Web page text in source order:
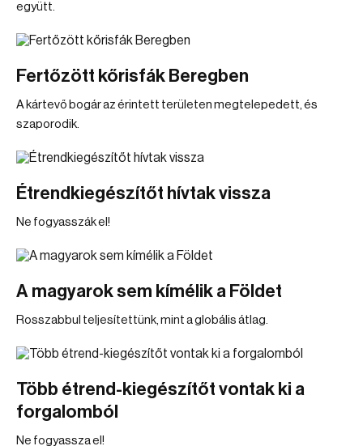
együtt.
Fertőzött kőrisfák Beregben
A kártevő bogár az érintett területen megtelepedett, és
szaporodik.
Étrendkiegészítőt hívtak vissza
Ne fogyasszák el!
A magyarok sem kímélik a Földet
Rosszabbul teljesítettünk, mint a globális átlag.
Több étrend-kiegészítőt vontak ki a
forgalomból
Ne fogyassza el!